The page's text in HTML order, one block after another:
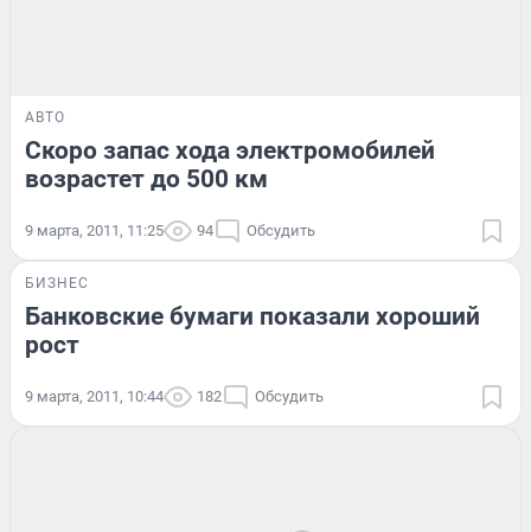
АВТО
Скоро запас хода электромобилей
возрастет до 500 км
9 марта, 2011, 11:25 94 Обсудить
БИЗНЕС
Банковские бумаги показали хороший
рост
9 марта, 2011, 10:44 182 Обсудить